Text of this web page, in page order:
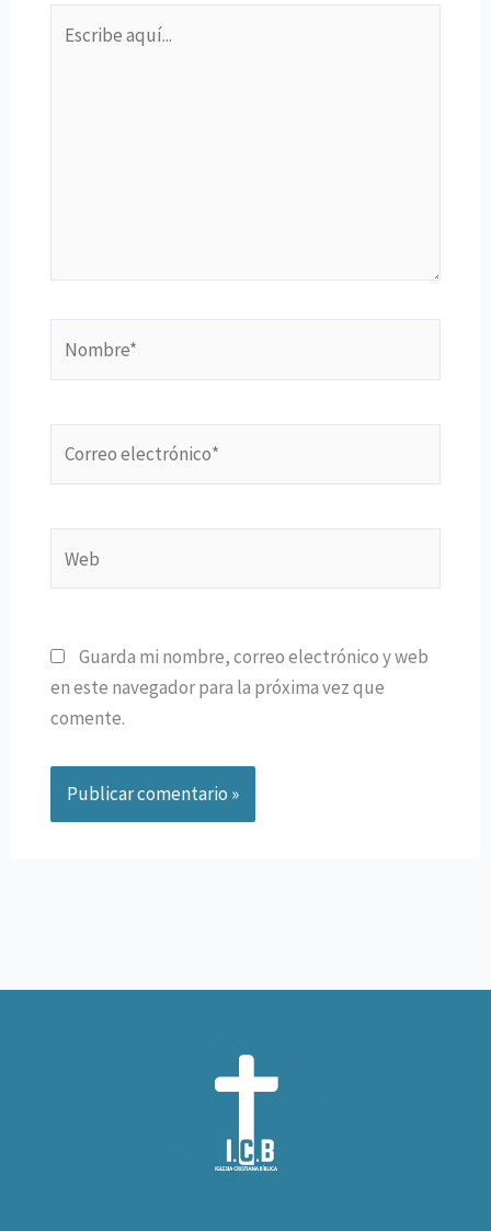
aquí...
electrónico*
Guarda mi nombre, correo electrónico y web
en este navegador para la próxima vez que
comente.